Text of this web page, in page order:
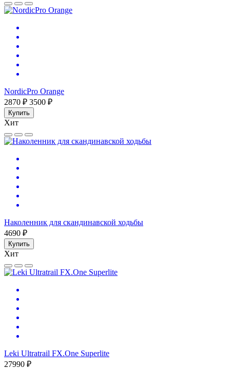
NordicPro Orange
2870 ₽ 3500 ₽
Купить
Хит
Наколенник для скандинавской ходьбы
4690 ₽
Купить
Хит
Leki Ultratrail FX.One Superlite
27990 ₽